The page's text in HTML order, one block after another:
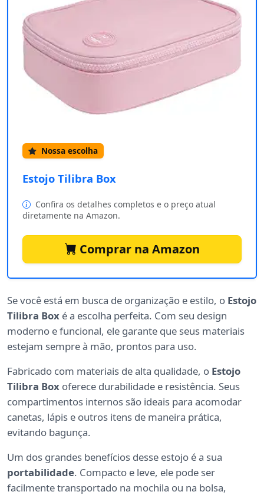
Nossa escolha
Estojo Tilibra Box
Confira os detalhes completos e o preço atual
diretamente na Amazon.
Comprar na Amazon
Se você está em busca de organização e estilo, o Estojo
Tilibra Box é a escolha perfeita. Com seu design
moderno e funcional, ele garante que seus materiais
estejam sempre à mão, prontos para uso.
Fabricado com materiais de alta qualidade, o Estojo
Tilibra Box oferece durabilidade e resistência. Seus
compartimentos internos são ideais para acomodar
canetas, lápis e outros itens de maneira prática,
evitando bagunça.
Um dos grandes benefícios desse estojo é a sua
portabilidade. Compacto e leve, ele pode ser
facilmente transportado na mochila ou na bolsa,